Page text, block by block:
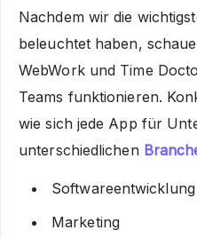
Nachdem wir die
beleuchtet haben,
WebWork und Time
Teams funktionieren.
wie sich jede App für
unterschiedlichen
Softwareentwicklung
Marketing